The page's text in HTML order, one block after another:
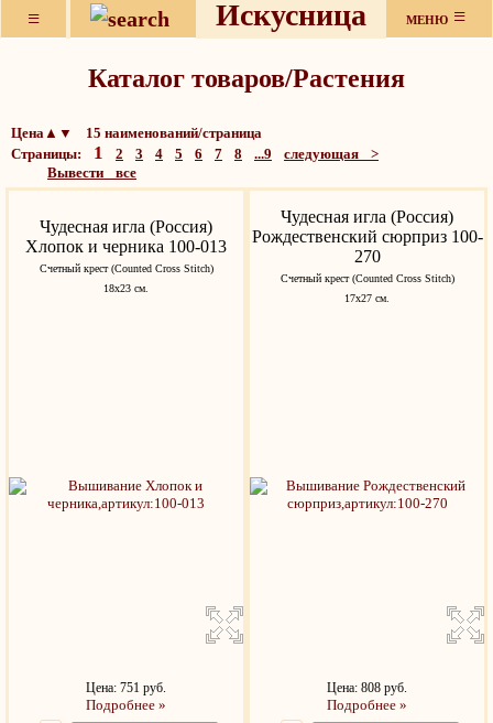
≡ Искусница МЕНЮ ≡
Каталог товаров/Растения
Цена▲▼ 15 наименований/страница
Страницы: 1 2 3 4 5 6 7 8 ...9
следующая >
Вывести все
Чудесная игла (Россия)
Хлопок и черника 100-013
Счетный крест (Counted Cross Stitch)
18х23 см.
Цена: 751 руб.
Подробнее »
Чудесная игла (Россия)
Рождественский сюрприз 100-
270
Счетный крест (Counted Cross Stitch)
17х27 см.
Цена: 808 руб.
Подробнее »